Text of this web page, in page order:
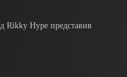
Rikky Hype представив